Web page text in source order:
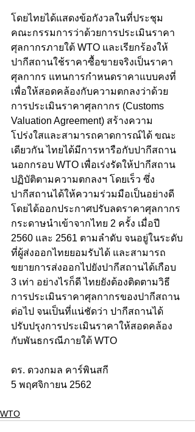
โดยไทยได้แสดงข้อกังวลในที่ประชุม
คณะกรรมการว่าด้วยการประเมินราคา
ศุลกากรภายใต้ WTO และเรียกร้องให้
ปากีสถานใช้ราคาซื้อขายจริงเป็นราคา
ศุลกากร แทนการกำหนดราคาแบบคงที่
เพื่อให้สอดคล้องกับความตกลงว่าด้วย
การประเมินราคาศุลกากร (Customs
Valuation Agreement) สร้างความ
โปร่งใสและสามารถคาดการณ์ได้ ขณะ
เดียวกัน ไทยได้มีการหารือกับปากีสถาน
นอกกรอบ WTO เพื่อเร่งรัดให้ปากีสถาน
ปฏิบัติตามความตกลงฯ โดยเร็ว ซึ่ง
ปากีสถานได้ให้ความร่วมมือเป็นอย่างดี
โดยได้ออกประกาศปรับลดราคาศุลกากร
กระดาษนำเข้าจากไทย 2 ครั้ง เมื่อปี
2560 และ 2561 ตามลำดับ จนอยู่ในระดับ
ที่ผู้ส่งออกไทยยอมรับได้ และสามารถ
ขยายการส่งออกไปยังปากีสถานได้เกือบ
3 เท่า อย่างไรก็ดี ไทยยังต้องติดตามวิธี
การประเมินราคาศุลกากรของปากีสถาน
ต่อไป จนเป็นที่แน่ชัดว่า ปากีสถานได้
ปรับปรุงการประเมินราคาให้สอดคล้อง
กับพันธกรณีภายใต้ WTO
ดร. ดวงกมล คาร์พินสกี
5 พฤศจิกายน 2562
WTO